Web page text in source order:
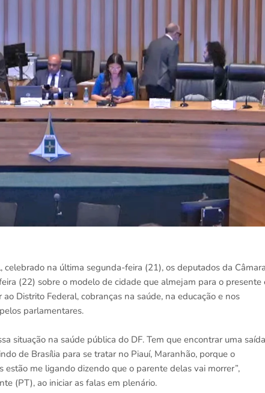
na última segunda-feira (21), os deputados da
(22) sobre o modelo de cidade que almejam para o presente
Distrito Federal, cobranças na saúde, na educação e nos
parlamentares.
situação na saúde pública do DF. Tem que encontrar uma
de Brasília para se tratar no Piauí, Maranhão, porque o
me ligando dizendo que o parente delas vai morrer”,
(PT), ao iniciar as falas em plenário.